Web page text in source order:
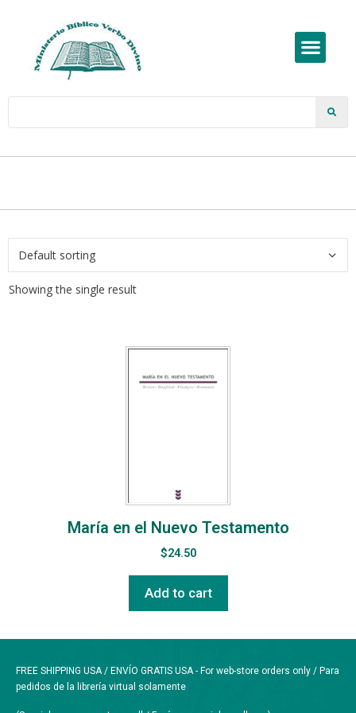
Showing the single result
María en el Nuevo Testamento
$24.50
Add to cart
FREE SHIPPING USA / ENVÍO GRATIS USA - For web-store orders only / Para
pedidos de la librería virtual solamente